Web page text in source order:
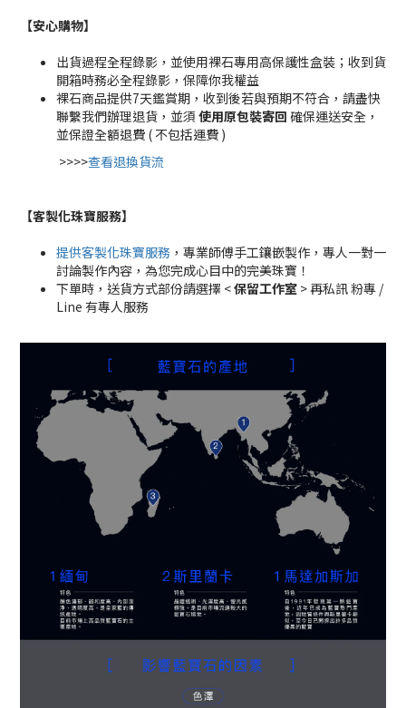
【安心購物】
出貨過程全程錄影，並使用裸石專用高保護性盒裝；收到貨
開箱時務必全程錄影，保障你我權益
裸石商品提供7天鑑賞期，收到後若與預期不符合，請盡快
聯繫我們辦理退貨，並須 使用原包裝寄回 確保運送安全，
並保證全額退費 ( 不包括運費 )
>>>>查看退換貨流
【客製化珠寶服務】
提供客製化珠寶服務 ，專業師傅手工鑲嵌製作，專人一對一
討論製作內容，為您完成心目中的完美珠寶！
下單時，送貨方式部份請選擇 <保留工作室 > 再私訊 粉專 /
Line 有專人服務